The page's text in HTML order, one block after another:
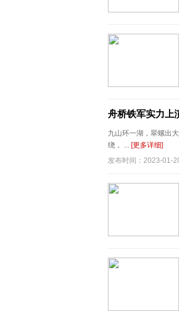
舟桥铁军实力上
九山环一湖，翠螺出
绕， ... [更多详细]
发布时间：2023-01-